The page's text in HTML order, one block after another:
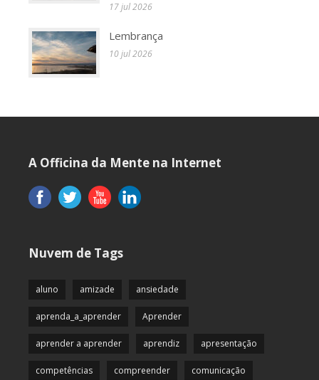
17 jul 2026
Lembrança
10 jul 2026
A Officina da Mente na Internet
Nuvem de Tags
aluno amizade ansiedade
aprenda_a_aprender Aprender
aprender a aprender aprendiz apresentação
competências compreender comunicação